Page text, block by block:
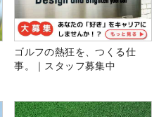
ゴルフの熱狂を、つくる仕
事。｜スタッフ募集中